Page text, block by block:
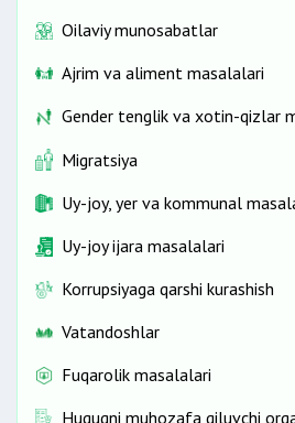
Oilaviy munosabatlar
Ajrim va aliment masalalari
Gender tenglik va xotin-qizlar
Migratsiya
Uy-joy, yer va kommunal
Uy-joy ijara masalalari
Korrupsiyaga qarshi kurashish
Vatandoshlar
Fuqarolik masalalari
Huquqni muhozafa qiluvchi